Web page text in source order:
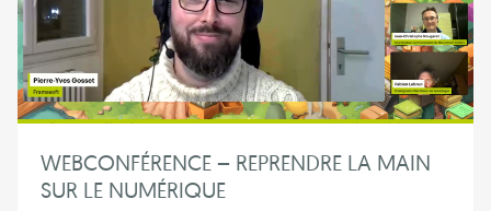
WEBCONFÉRENCE – REPRENDRE LA MAIN
SUR LE NUMÉRIQUE